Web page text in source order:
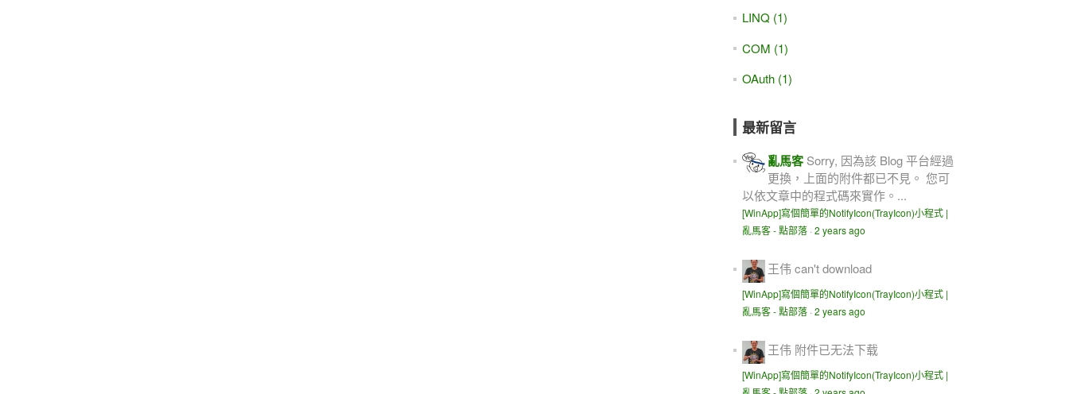
LINQ (1)
COM (1)
OAuth (1)
最新留言
亂馬客 Sorry, 因為該 Blog 平台經過
更換，上面的附件都已不見。 您可
以依文章中的程式碼來實作。...
[WinApp]寫個簡單的NotifyIcon(TrayIcon)小程式 |
亂馬客 - 點部落 · 2 years ago
王伟 can't download
[WinApp]寫個簡單的NotifyIcon(TrayIcon)小程式 |
亂馬客 - 點部落 · 2 years ago
王伟 附件已无法下载
[WinApp]寫個簡單的NotifyIcon(TrayIcon)小程式 |